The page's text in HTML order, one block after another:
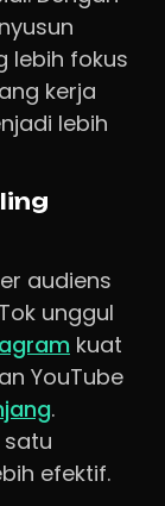
lebih fokus
kerja
lebih
audiens
unggul
kuat
YouTube
.
efektif.